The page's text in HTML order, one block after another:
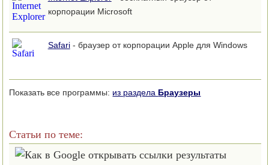
корпорации Microsoft
Safari- браузер от корпорации Apple для Windows
Показать все программы: из раздела Браузеры
Статьи по теме: